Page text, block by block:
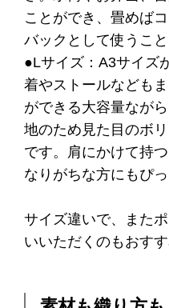
ことができ、畳めば
バックとして使うこと
●Lサイズ：A3サイズ
着やストールなども
ができる大容量なが
地のため見た目のボ
です。肩にかけて持
なりがちな方にもぴっ
サイズ違いで、また
いいただくのもおすす